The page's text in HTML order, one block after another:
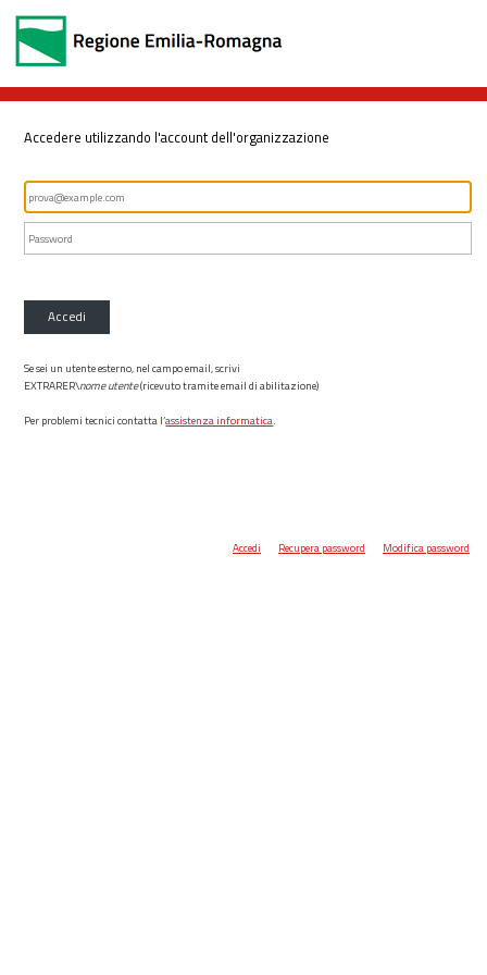
Accedere utilizzando l'account dell'organizzazione
Accedi
Se sei un utente esterno, nel campo email, scrivi
EXTRARER\nome utente(ricevuto tramite email di abilitazione)
Per problemi tecnici contatta l’assistenza informatica.
Accedi Recupera password Modifica password